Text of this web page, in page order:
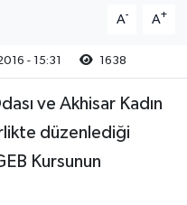
A- A+
- 15:31 1638
ve Akhisar Kadın
düzenlediği
Kursunun